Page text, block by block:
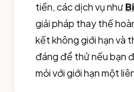
tiền, các dịch vụ như
giải pháp thay thế
kết không giới hạn và
đáng để thử nếu bạn
mỏi với giới hạn một